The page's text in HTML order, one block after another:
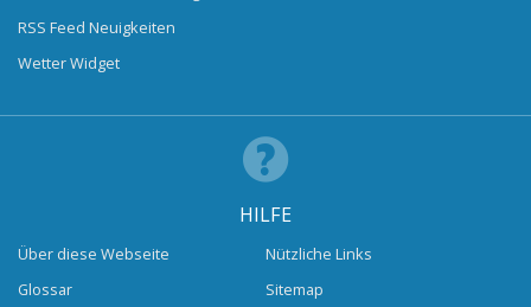
RSS Feed Neuigkeiten
Wetter Widget
HILFE
Über diese Webseite
Glossar
Nützliche Links
Sitemap